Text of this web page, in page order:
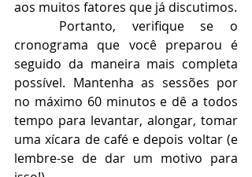
aos muitos fatores que já discutimos.
Portanto, verifique se o
cronograma que você preparou é
seguido da maneira mais completa
possível. Mantenha as sessões por
no máximo 60 minutos e dê a todos
tempo para levantar, alongar, tomar
uma xícara de café e depois voltar (e
lembre-se de dar um motivo para